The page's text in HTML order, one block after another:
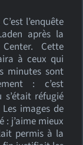
l’enquête
après la
Cette
à ceux qui
minutes sont
: c’est
réfugié
images de
: j’aime mieux
permis à la